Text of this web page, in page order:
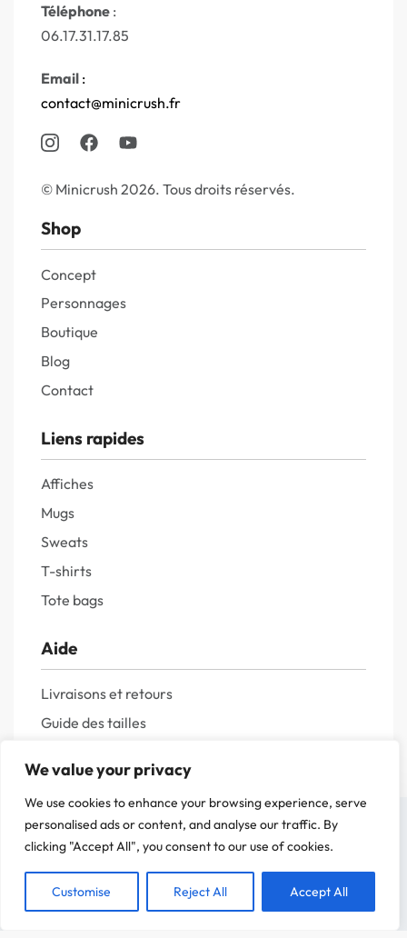
We value your privacy
We use cookies to enhance your browsing experience, serve
personalised ads or content, and analyse our traffic. By
clicking "Accept All", you consent to our use of cookies.
Customise Reject All Accept All
Téléphone :
06.17.31.17.85
Email :
contact@minicrush.fr
© Minicrush 2026. Tous droits réservés.
Shop
Concept
Personnages
Boutique
Blog
Contact
Liens rapides
Affiches
Mugs
Sweats
T-shirts
Tote bags
Aide
Livraisons et retours
Guide des tailles
Politique de confidentialité
Mentions légales
On a attendu d'être sûr que le contenu de notre site vous intéresse avant de
C'est OK pour vous ?
ACCEPTER